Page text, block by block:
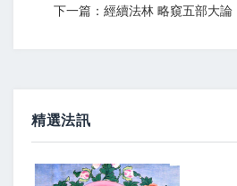
下一篇：經續法林 略窺五部大論
精選法訊